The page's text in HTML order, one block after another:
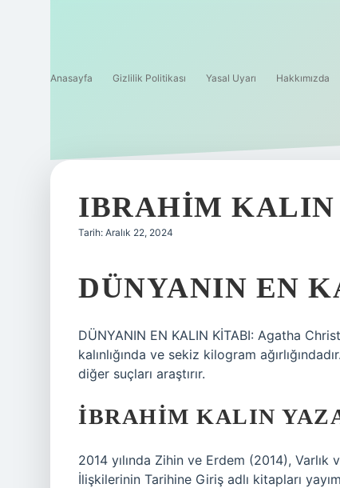
Anasayfa Gizlilik Politikası Yasal Uyarı Hakkımızda
IBRAHIM
Tarih: Aralık 22, 2024
DÜNYANIN EN
DÜNYANIN EN KALIN KİTABI: Agatha
kalınlığında ve sekiz kilogram
diğer suçları araştırır.
İBRAHIM KALIN
2014 yılında Zihin ve Erdem (2014),
İlişkilerinin Tarihine Giriş adlı kitapları